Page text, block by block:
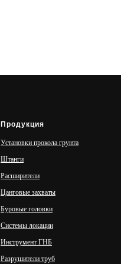
Продукция
Установки прокола грунта
Штанги
Расширители
Цанговые захваты
Буровые головки
Системы локации
Инструмент ГНБ
Разрушители труб